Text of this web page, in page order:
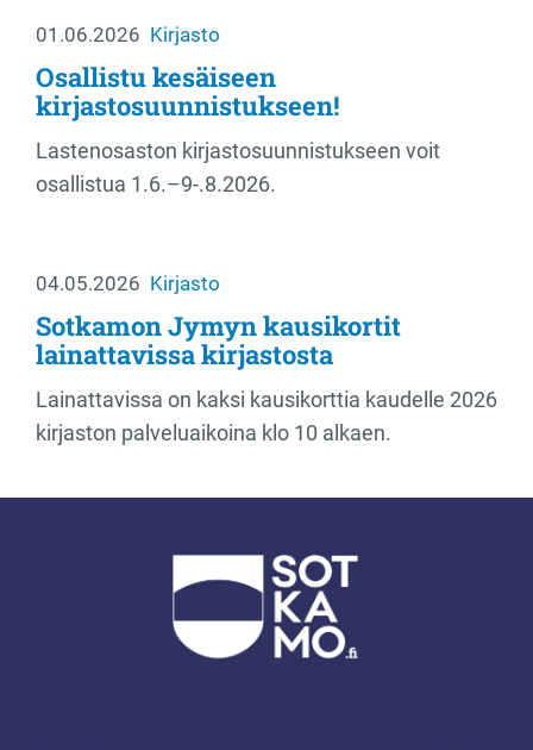
01.06.2026 Kirjasto
Osallistu kesäiseen
kirjastosuunnistukseen!
Lastenosaston kirjastosuunnistukseen voit
osallistua 1.6.–9-.8.2026.
04.05.2026 Kirjasto
Sotkamon Jymyn kausikortit
lainattavissa kirjastosta
Lainattavissa on kaksi kausikorttia kaudelle 2026
kirjaston palveluaikoina klo 10 alkaen.